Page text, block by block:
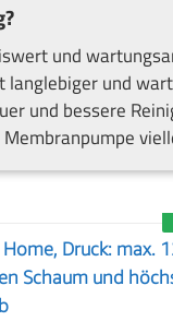
und
und
und bessere
Druck: max.
Schaum und